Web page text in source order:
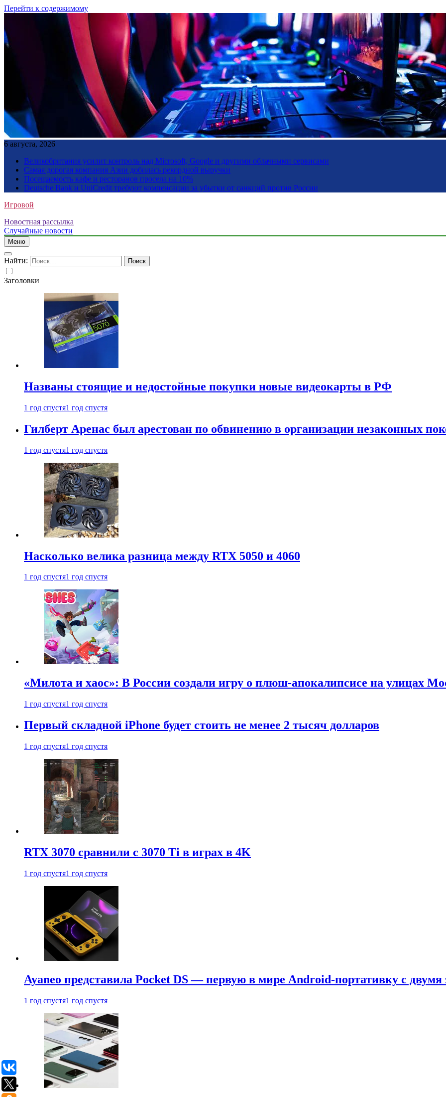
Перейти к содержимому
6 августа, 2026
Великобритания усилит контроль над Microsoft, Google и другими облачными сервисами
Самая дорогая компания Азии добилась рекордной выручки
Посещаемость кафе и ресторанов просела на 10%
Deutsche Bank и UniCredit требуют компенсации за убытки от санкций против России
Игровой
Новостная рассылка
Случайные новости
Меню
Найти:
Заголовки
Названы стоящие и недостойные покупки новые видеокарты в РФ
1 год спустя1 год спустя
Гилберт Аренас был арестован по обвинению в организации незаконных
1 год спустя1 год спустя
Насколько велика разница между RTX 5050 и 4060
1 год спустя1 год спустя
«Милота и хаос»: В России создали игру о плюш-апокалипсисе на улицах
1 год спустя1 год спустя
Первый складной iPhone будет стоить не менее 2 тысяч долларов
1 год спустя1 год спустя
RTX 3070 сравнили с 3070 Ti в играх в 4K
1 год спустя1 год спустя
Ayaneo представила Pocket DS — первую в мире Android-портативку с двумя
1 год спустя1 год спустя